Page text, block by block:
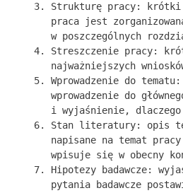
Strukturę pracy:
praca jest
w poszczególnych
Streszczenie pracy:
najważniejszych
Wprowadzenie do
wprowadzenie do
i wyjaśnienie, dlaczego
Stan literatury: opis
napisane na temat
wpisuje się w obecny
Hipotezy badawcze:
pytania badawcze